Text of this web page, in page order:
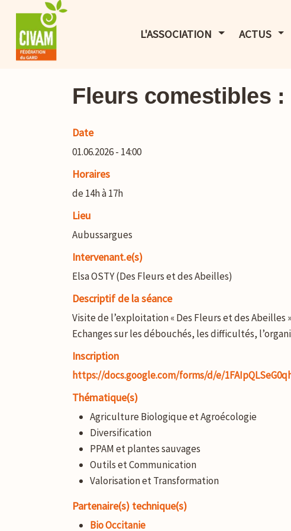
L'ASSOCIATION AFFICHER LE
ACTUS
Fleurs comestibles
Date
01.06.2026 - 14:00
Horaires
de 14h à 17h
Lieu
Aubussargues
Intervenant.e(s)
Elsa OSTY (Des Fleurs et des Abeilles)
Descriptif de la séance
Visite de l’exploitation « Des Fleurs et des
Echanges sur les débouchés, les difficultés,
Inscription
https://docs.google.com/forms/d/e/
Thématique(s)
Agriculture Biologique et Agroécologie
Diversification
PPAM et plantes sauvages
Outils et Communication
Valorisation et Transformation
Partenaire(s) technique(s)
Bio Occitanie